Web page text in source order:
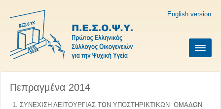
English version
Πεπραγμένα 2014
ΣΥΝΕΧΙΣΗ ΛΕΙΤΟΥΡΓΙΑΣ ΤΩΝ ΥΠΟΣΤΗΡΙΚΤΙΚΩΝ ΟΜΑΔΩΝ